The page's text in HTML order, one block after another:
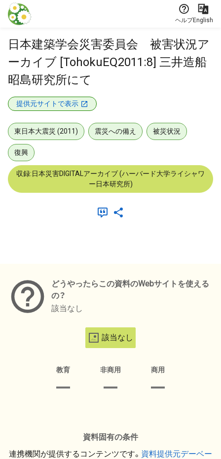
本文に飛ぶ
ヘルプEnglish
日本建築学会災害委員会 被害状況ア
ーカイブ [TohokuEQ2011:8] 三井造船
昭島研究所にて
提供元サイトで表示
東日本大震災 (2011) 震災への備え 被災状況
復興
収録:日本災害DIGITALアーカイブ (ハーバード大学ライシャワ
ー日本研究所)
どうやったらこの資料のWebサイトを使える
の？
該当なし
該当なし
教育 非商用 商用
資料固有の条件
連携機関が提供するコンテンツです。 資料提供元デーベー